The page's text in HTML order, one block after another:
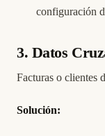
configuración
3. Datos
Facturas o clientes
Solución: